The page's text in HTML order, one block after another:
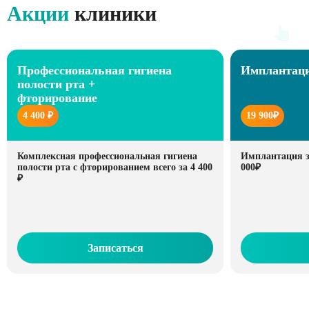
Акции клиники
Профессиональная гигиена
полости рта +
фторирование
4 400 ₽
Комплексная профессиональная гигиена
полости рта с фторированием всего за 4 400
₽
Записаться
19 900₽
Имплантация
000₽